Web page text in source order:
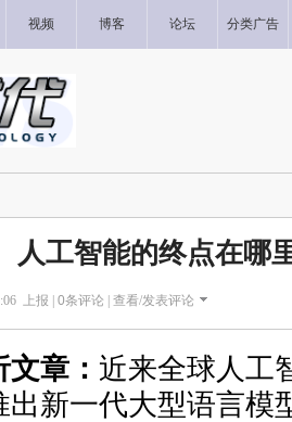
视频 博客 论坛 分类广告
人工智能的终点在哪
上报 | 0条评论 | 查看/发表评论
章： 近来全球人工
出新一代大型语言模